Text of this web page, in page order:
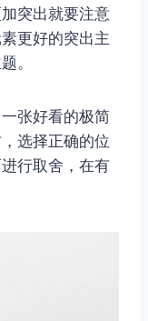
突出就要注意
更好的突出主
。
张好看的极简
选择正确的位
行取舍，在有